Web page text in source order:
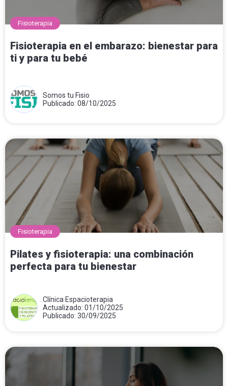
Fisioterapia
Fisioterapia en el embarazo: bienestar para
ti y para tu bebé
Somos tu Fisio
Publicado: 08/10/2025
Fisioterapia
Pilates y fisioterapia: una combinación
perfecta para tu bienestar
Clínica Espacioterapia
Actualizado: 01/10/2025
Publicado: 30/09/2025